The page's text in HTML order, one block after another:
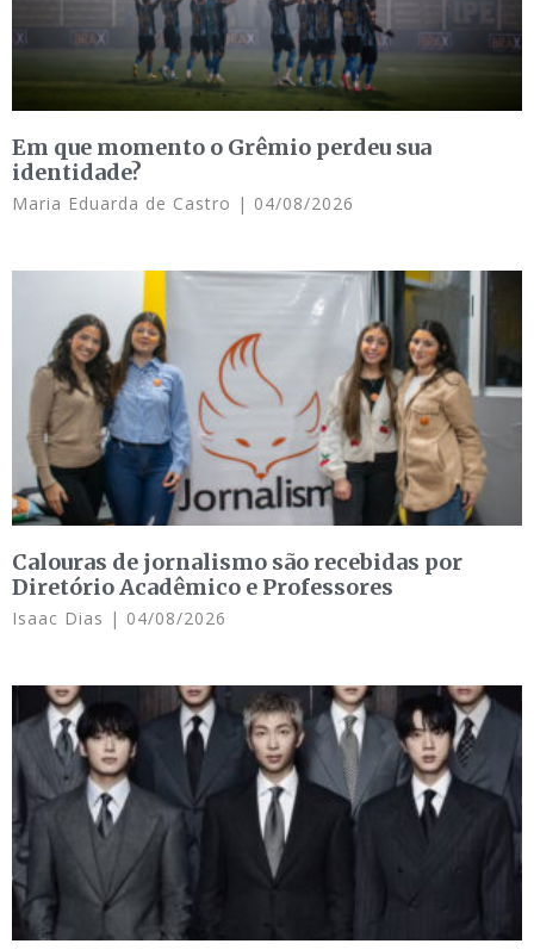
Em que momento o Grêmio perdeu sua
identidade?
Maria Eduarda de Castro 04/08/2026
Calouras de jornalismo são recebidas por
Diretório Acadêmico e Professores
Isaac Dias 04/08/2026